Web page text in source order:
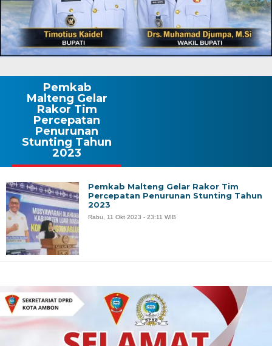
Pemkab
Malteng Gelar
Rakor Tim
Percepatan
Penurunan
Stunting Tahun
2023
Pemkab Malteng Gelar Rakor Tim
Percepatan Penurunan Stunting Tahun
2023
Rabu, 11 Okt 2023 - 23:11 WIB